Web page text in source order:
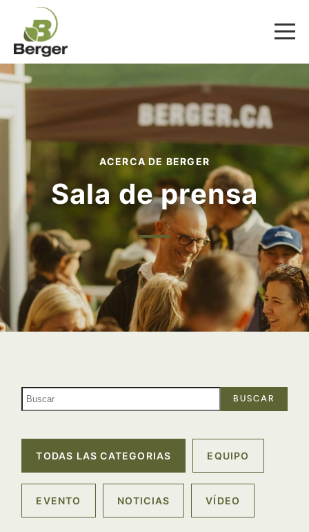
ACERCA DE BERGER
Sala de prensa
BUSCAR
TODAS LAS CATEGORIAS EQUIPO
EVENTO NOTICIAS VÍDEO